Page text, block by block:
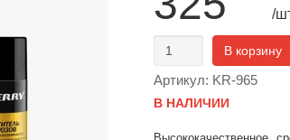
/
В корзину
Артикул: KR-965
В НАЛИЧИИ